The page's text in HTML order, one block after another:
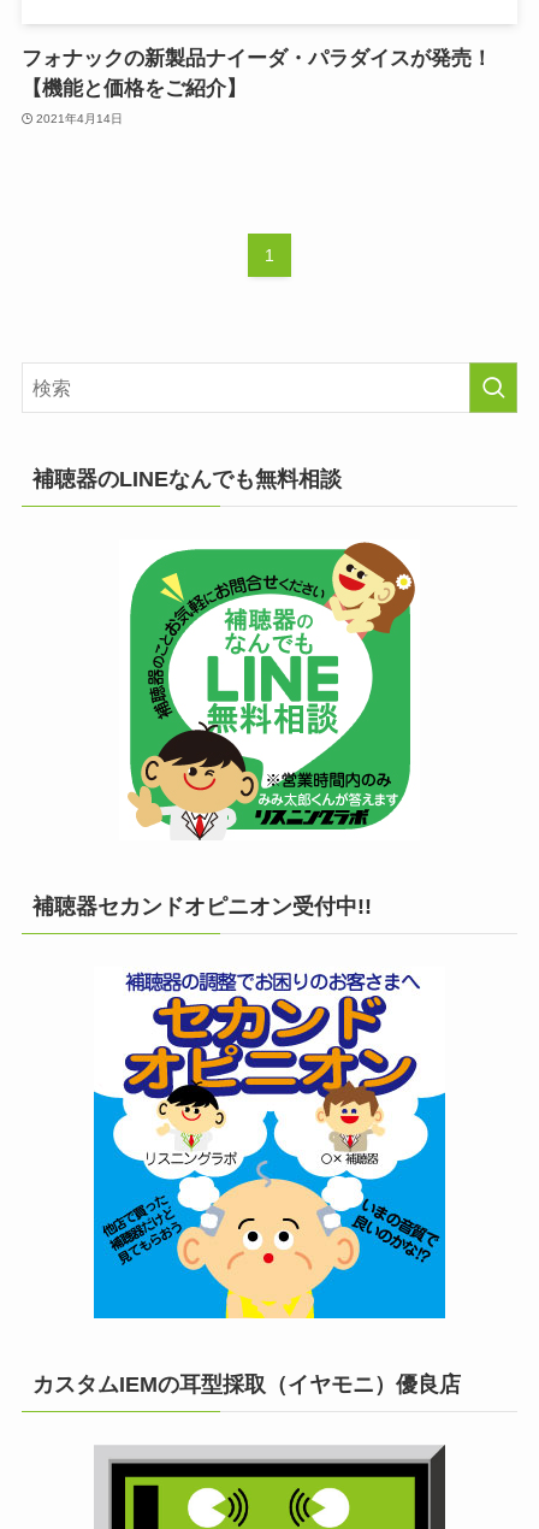
フォナックの新製品ナイーダ・パラダイスが発売！
【機能と価格をご紹介】
2021年4月14日
1
補聴器のLINEなんでも無料相談
補聴器セカンドオピニオン受付中!!
カスタムIEMの耳型採取（イヤモニ）優良店